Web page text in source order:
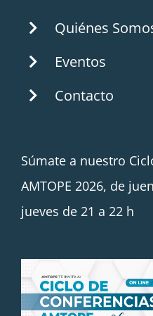
Quiénes
Eventos
Contacto
Súmate a nuestro
AMTOPE 2026, de
jueves de 21 a 22 h